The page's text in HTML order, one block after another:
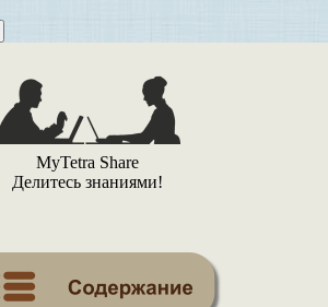
MyTetra Share
Делитесь знаниями!